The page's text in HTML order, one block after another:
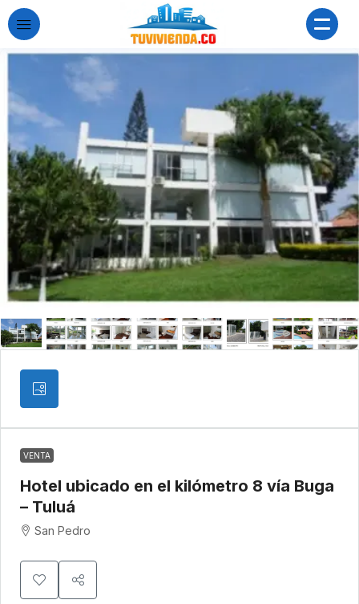
VENTA
Hotel ubicado en el kilómetro 8 vía Buga
– Tuluá
San Pedro